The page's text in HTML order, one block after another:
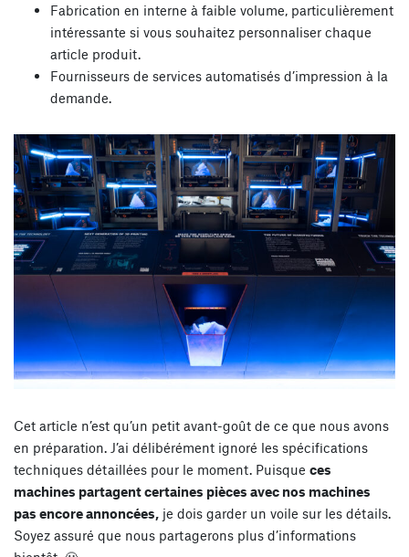
Fabrication en interne à faible volume, particulièrement
intéressante si vous souhaitez personnaliser chaque
article produit.
Fournisseurs de services automatisés d’impression à la
demande.
Cet article n’est qu’un petit avant-goût de ce que nous avons
en préparation. J’ai délibérément ignoré les spécifications
techniques détaillées pour le moment. Puisque ces
machines partagent certaines pièces avec nos machines
pas encore annoncées, je dois garder un voile sur les détails.
Soyez assuré que nous partagerons plus d’informations